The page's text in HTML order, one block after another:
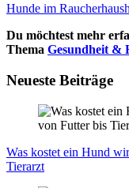
Hun­de im
Du möchtest mehr
Thema Gesundheit &
Neueste Beiträge
Was kos­tet ein Hund
Tier­arzt